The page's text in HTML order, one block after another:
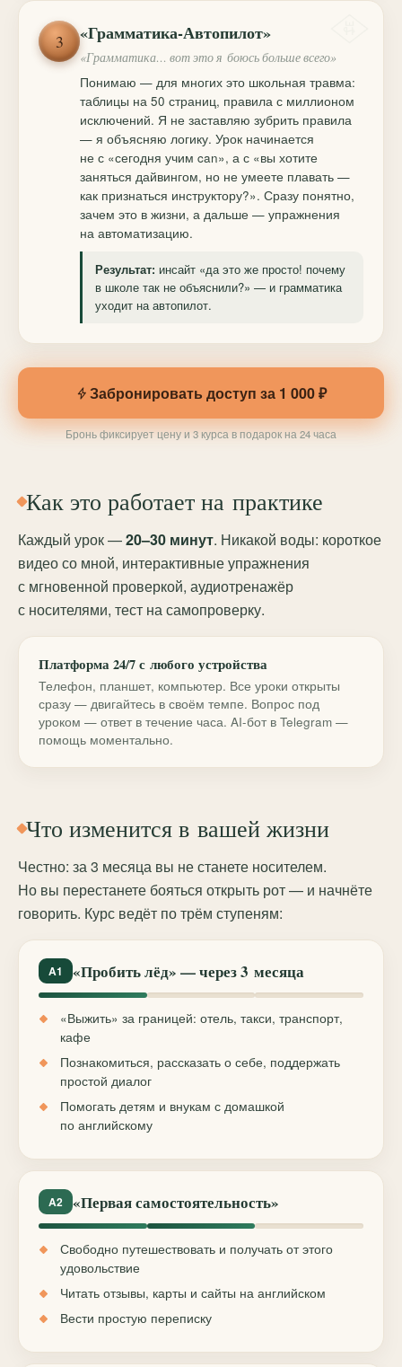
3 «Грамматика-Автопилот»
«Грамматика… вот это я боюсь больше всего»
Понимаю — для многих это школьная травма:
таблицы на 50 страниц, правила с миллионом
исключений. Я не заставляю зубрить правила
— я объясняю логику. Урок начинается
не с «сегодня учим can», а с «вы хотите
заняться дайвингом, но не умеете плавать —
как признаться инструктору?». Сразу понятно,
зачем это в жизни, а дальше — упражнения
на автоматизацию.
Результат: инсайт «да это же просто! почему
в школе так не объяснили?» — и грамматика
уходит на автопилот.
Забронировать доступ за 1 000 ₽
Бронь фиксирует цену и 3 курса в подарок на 24 часа
Как это работает на практике
Каждый урок —20–30 минут. Никакой воды: короткое
видео со мной, интерактивные упражнения
с мгновенной проверкой, аудиотренажёр
с носителями, тест на самопроверку.
Платформа 24/7 с любого устройства
Телефон, планшет, компьютер. Все уроки открыты
сразу — двигайтесь в своём темпе. Вопрос под
уроком — ответ в течение часа. AI-бот в Telegram —
помощь моментально.
Что изменится в вашей жизни
Честно: за 3 месяца вы не станете носителем.
Но вы перестанете бояться открыть рот — и начнёте
говорить. Курс ведёт по трём ступеням:
A1 «Пробить лёд» — через 3 месяца
«Выжить» за границей: отель, такси, транспорт,
кафе
Познакомиться, рассказать о себе, поддержать
простой диалог
Помогать детям и внукам с домашкой
по английскому
A2 «Первая самостоятельность»
Свободно путешествовать и получать от этого
удовольствие
Читать отзывы, карты и сайты на английском
Вести простую переписку